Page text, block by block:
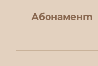
Абонамент